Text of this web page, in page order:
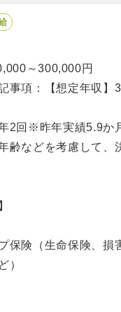
～300,000円
事項：【想定年収】
2回※昨年実績5.9か
齢などを考慮して、
保険（生命保険、損
）